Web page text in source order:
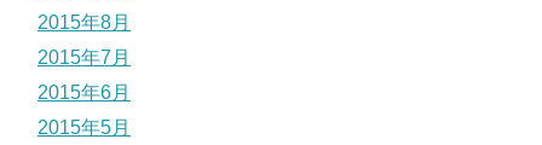
2015年8月
2015年7月
2015年6月
2015年5月